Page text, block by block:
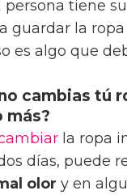
persona tiene
guardar la
es algo que
cambias tú
más?
la ropa
días, puede
olor y en